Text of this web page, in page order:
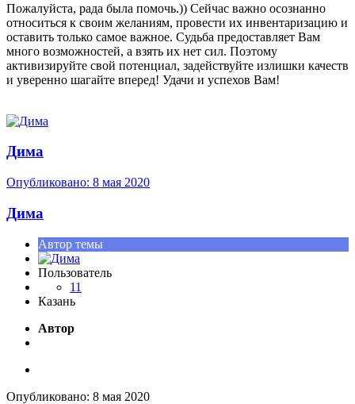
Пожалуйста, рада была помочь.)) Сейчас важно осознанно
относиться к своим желаниям, провести их инвентаризацию и
оставить только самое важное. Судьба предоставляет Вам
много возможностей, а взять их нет сил. Поэтому
активизируйте свой потенциал, задействуйте излишки качеств
и уверенно шагайте вперед! Удачи и успехов Вам!
Дима
Опубликовано: 8 мая 2020
Дима
Автор темы
Пользователь
11
Казань
Автор
Опубликовано: 8 мая 2020